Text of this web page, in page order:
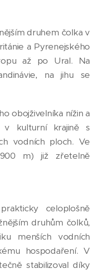
druhem čolka v
a Pyrenejského
až po Ural. Na
na jihu se
obojživelníka nížin a
v kulturní krajině s
vodních ploch. Ve
m) již zřetelně
celoplošně
druhům čolků,
menších vodních
hospodaření. V
stabilizoval díky